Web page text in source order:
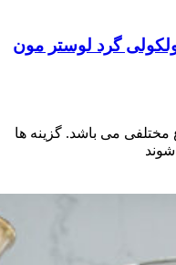
مختلفی می باشد. گزینه ها